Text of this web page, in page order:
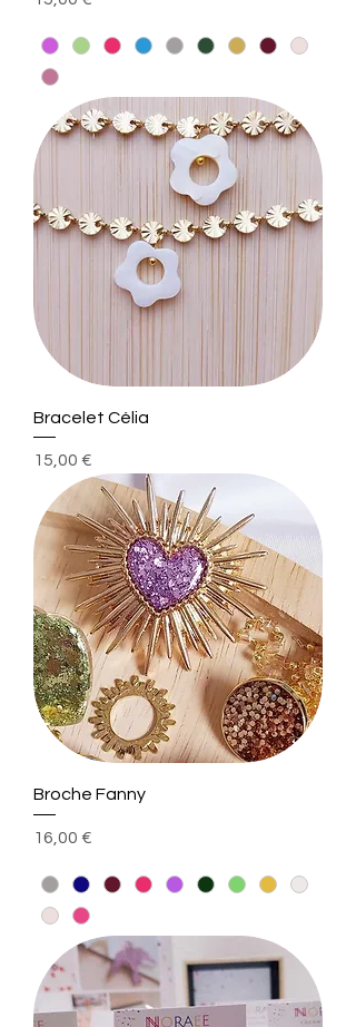
Bracelet Célia
Prix
15,00 €
Broche Fanny
Prix
16,00 €